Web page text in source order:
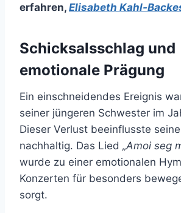
erfahren, Elisabeth Kahl-
Schicksalsschlag und
emotionale Prägung
Ein einschneidendes Ereignis
seiner jüngeren Schwester im
Dieser Verlust beeinflusste
nachhaltig. Das Lied „Amoi seg
wurde zu einer emotionalen
Konzerten für besonders
sorgt.